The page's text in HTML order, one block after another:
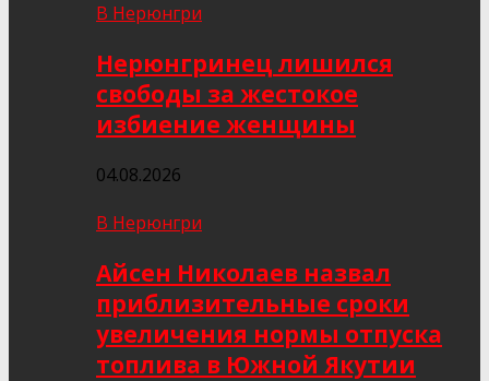
В Нерюнгри
Нерюнгринец лишился
свободы за жестокое
избиение женщины
04.08.2026
В Нерюнгри
Айсен Николаев назвал
приблизительные сроки
увеличения нормы отпуска
топлива в Южной Якутии